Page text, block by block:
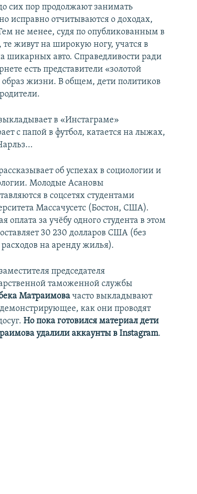
сих пор продолжают занимать
исправно отчитываются о доходах,
не менее, судя по опубликованным в
живут на широкую ногу, учатся в
шикарных авто. Справедливости ради
есть представители «золотой
жизни. В общем, дети политиков
в «Инстаграме»
с папой в футбол, катается на лыжах,
об успехах в социологии и
Молодые Асановы
в соцсетях студентами
Массачусетс (Бостон, США).
оплата за учёбу одного студента в этом
30 230 долларов США (без
расходов на аренду жилья).
председателя
таможенной службы
Матраимовачасто выкладывают
как они проводят
Но пока готовился материал дети
удалили аккаунты в Instagram.